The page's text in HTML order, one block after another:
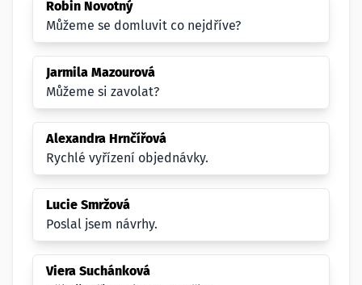
Robin Novotný
Můžeme se domluvit co nejdříve?
Jarmila Mazourová
Můžeme si zavolat?
Alexandra Hrnčířová
Rychlé vyřízení objednávky.
Lucie Smržová
Poslal jsem návrhy.
Viera Suchánková